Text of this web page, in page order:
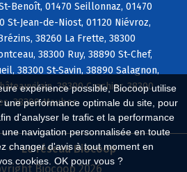
expérience possible, Biocoop utilise
performance optimale du site, pour
d'analyser le trafic et la performance
navigation personnalisée en toute
changer d'avis à tout moment en
cookies. OK pour vous ?
Benoît, 01470 Seillonnaz, 01470
Jean-de-Niost, 01120 Niévroz,
38260 La Frette, 38300
38300 Ruy, 38890 St-Chef,
38300 St-Savin, 38890 Salagnon,
38300 Crachier, 38300
38300 Maubec
Le réseau Biocoop
Biocoop 2026